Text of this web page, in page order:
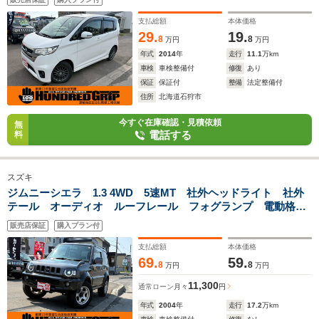
支払総額
29.8 万円
本体価格
19.8 万円
年式
2014年 走行 11.1万km
車検
車検整備付 修復
あり
保証
保証付 整備
法定整備付
住所
北海道石狩市
無
料
今すぐ在庫確認・見積依頼
電話する
スズキ
ジムニーシエラ 1.3 4WD 5速MT 社外ヘッドライト 社外
テール オーディオ ルーフレール フォグランプ 電動格納
ミラー ドアサイドバイザー
販売店保証 購入プラン付
支払総額
69.8 万円
本体価格
59.8 万円
通常ローン 月々 11,300円
年式 2004年 走行 17.2万km